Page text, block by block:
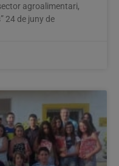
agroalimentari,
24 de juny de